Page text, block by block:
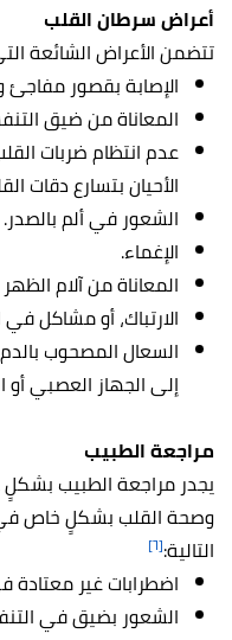
أعراض سرطان القلب
تتضمن الأعراض الشائعة
الإصابة بقصور
المعاناة من ضيق
عدم انتظام ضربات
الأحيان بتسارع دقات
الشعور في ألم بالصدر.
الإغماء.
المعاناة من آلام
الارتباك، أو مشاكل في
السعال المصحوب
إلى الجهاز العصبي أو
مراجعة الطبيب
يجدر مراجعة الطبيب
وصحة القلب بشكلٍ خاص
التالية:[٦]
اضطرابات غير معتادة
الشعور بضيق في